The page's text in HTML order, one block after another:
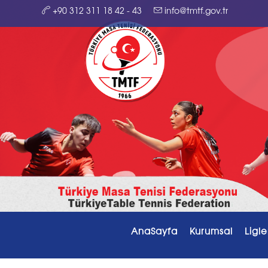
+90 312 311 18 42 - 43 info@tmtf.gov.tr
AnaSayfa Kurumsal